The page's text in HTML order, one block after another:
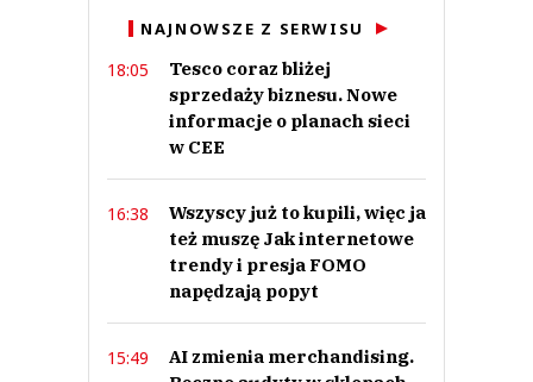
This comment was minimized by the moderator on the site
Wczoraj przychodzę do żabki po 21 i się pytam zdziwiony,czy otwarte.
A ona mówi, że handlowa.
Jak nawet nie wiem, że handlowa. To siedzę w domu.
Tomasz
Nie znaleziono komentarzy
Zostaw swoje komentarze
NAJNOWSZE Z SERWISU
18:05
Tesco coraz bliżej
sprzedaży biznesu. Nowe
informacje o planach sieci
w CEE
16:38
Wszyscy już to kupili, więc ja
też muszę Jak internetowe
trendy i presja FOMO
napędzają popyt
15:49
AI zmienia merchandising.